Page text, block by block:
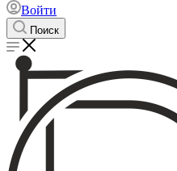
Войти
Поиск